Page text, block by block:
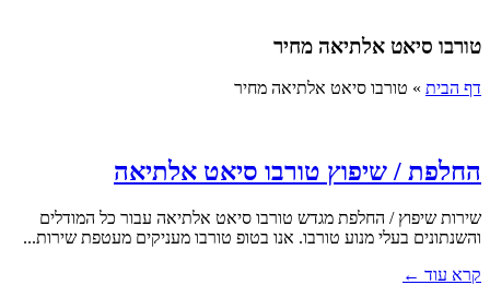
טורבו סיאט אלתיאה מחיר
דף הבית » טורבו סיאט אלתיאה מחיר
החלפת / שיפוץ טורבו סיאט אלתיאה
שירות שיפוץ / החלפת מגדש טורבו סיאט אלתיאה עבור כל המודלים
והשנתונים בעלי מנוע טורבו. אנו בטופ טורבו מעניקים מעטפת שירות...
קרא עוד ←